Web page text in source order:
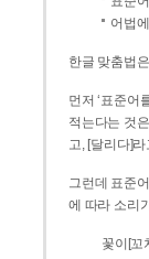
어법
한글 맞춤법
먼저 ‘표준어
적는다는 것은 그 표준
고, [달리다]
그런데 표준
에 따라 소리
꽃이[꼬